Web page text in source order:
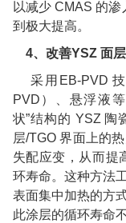
以减少 CMAS 的渗
到极大提高。
4、改善YSZ 面
采用 EB-PVD
PVD ）、悬浮液
状”结构的 YSZ 陶
层/TGO界面上的
失配应变，从而提
环寿命。这种方法
表面集中加热的方
此涂层的循环寿命